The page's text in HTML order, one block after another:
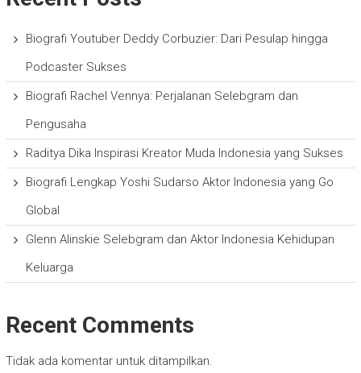
Biografi Youtuber Deddy Corbuzier: Dari Pesulap hingga
Podcaster Sukses
Biografi Rachel Vennya: Perjalanan Selebgram dan
Pengusaha
Raditya Dika Inspirasi Kreator Muda Indonesia yang Sukses
Biografi Lengkap Yoshi Sudarso Aktor Indonesia yang Go
Global
Glenn Alinskie Selebgram dan Aktor Indonesia Kehidupan
Keluarga
Recent Comments
Tidak ada komentar untuk ditampilkan.